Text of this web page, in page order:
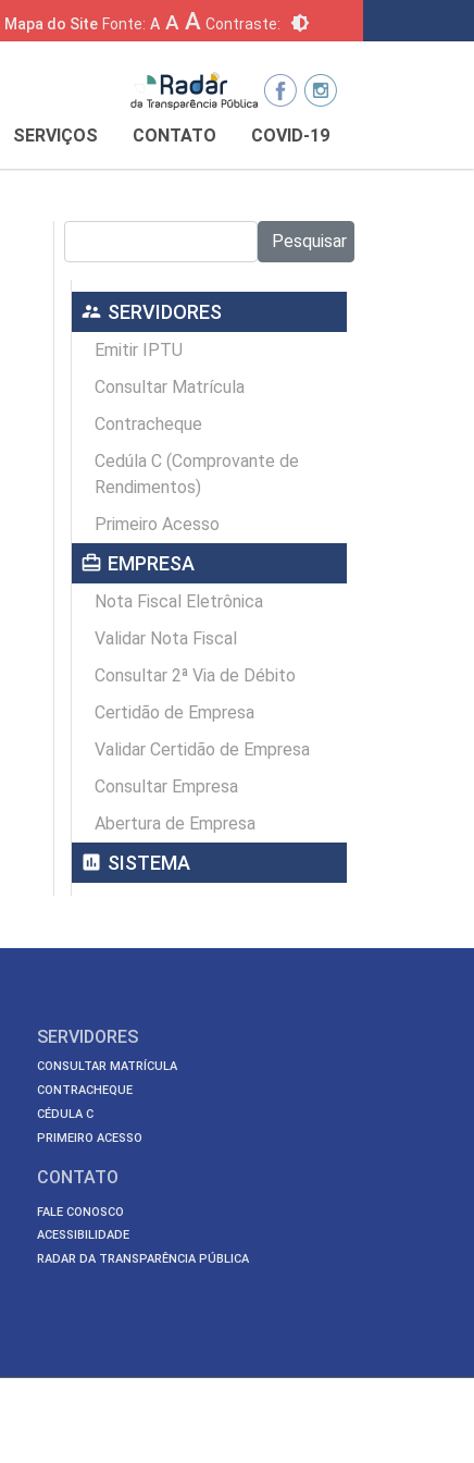
Mapa do Site Fonte: A A A Contraste: brightness_6
SERVIÇOS CONTATO COVID-19
Pesquisar
supervisor_account SERVIDORES
Emitir IPTU
Consultar Matrícula
Contracheque
Cedúla C (Comprovante de
Rendimentos)
Primeiro Acesso
card_travel EMPRESA
Nota Fiscal Eletrônica
Validar Nota Fiscal
Consultar 2ª Via de Débito
Certidão de Empresa
Validar Certidão de Empresa
Consultar Empresa
Abertura de Empresa
assessment SISTEMA
SERVIDORES
CONSULTAR MATRÍCULA
CONTRACHEQUE
CÉDULA C
PRIMEIRO ACESSO
CONTATO
FALE CONOSCO
ACESSIBILIDADE
RADAR DA TRANSPARÊNCIA PÚBLICA